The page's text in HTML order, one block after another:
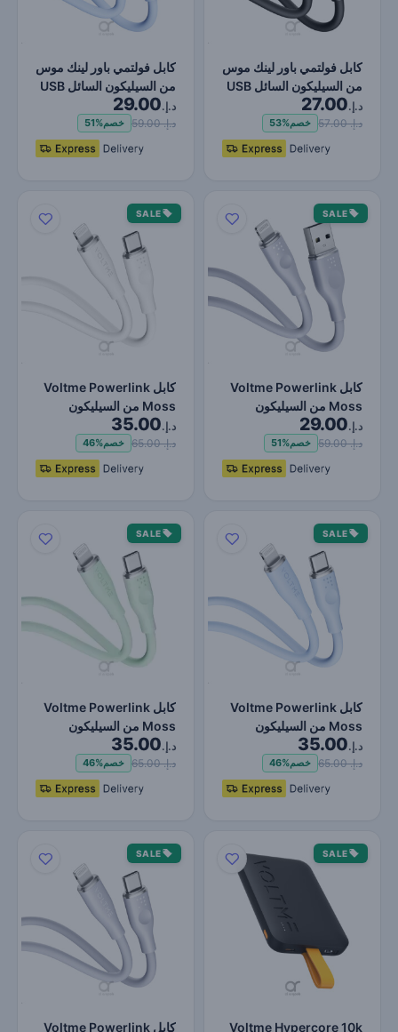
كابل فولتمي باور لينك موس
من السيليكون السائل USB
A إلى النوع C…
د.إ.27.00
د.إ. 57.00 خصم53%
كابل فولتمي باور لينك موس
من السيليكون السائل USB
A إلى النوع C…
د.إ.29.00
د.إ. 59.00 خصم51%
SALE
كابل Voltme Powerlink
Moss من السيليكون
Lightni…
د.إ.29.00
د.إ. 59.00 خصم51%
SALE
كابل Voltme Powerlink
Moss من السيليكون
السائل من النوع C إلى Li…
د.إ.35.00
د.إ. 65.00 خصم46%
SALE
كابل Voltme Powerlink
Moss من السيليكون
السائل من النوع C إلى Li…
د.إ.35.00
د.إ. 65.00 خصم46%
SALE
كابل Voltme Powerlink
Moss من السيليكون
السائل من النوع C إلى Li…
د.إ.35.00
د.إ. 65.00 خصم46%
SALE
Voltme Hypercore 10k
SALE
كابل Voltme Powerlink